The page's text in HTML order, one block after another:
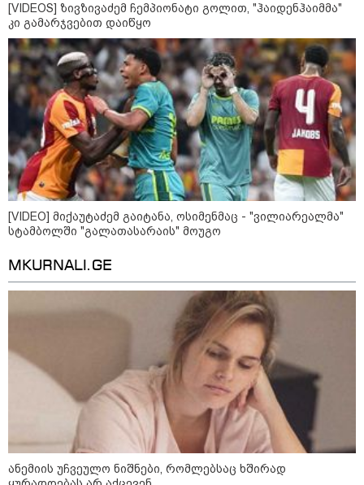
კატეგორიები
9
აგვისტო
დღის ზოგადი
ასტროლოგიური
პროგნოზი
აგვისტო აგარაკზე: ეს 5 საქმე
უნდა მოასწროთ შემოდგომის
დადგომამდე
ფული ამ ზოდიაქოს ნიშნების
ხელში აღმოჩნდება: ვინ
გამდიდრდება?
[VIDEOS] ზივზივაძემ ჩემპიონატი გოლით, "ჰაიდენჰაიმმა"
კი გამარჯვებით დაიწყო
[VIDEO] მიქაუტაძემ გაიტანა, ოსიმენმაც - "ვილიარეალმა"
სტამბოლში "გალათასარაის" მოუგო
MKURNALI.GE
ანემიის უჩვეულო ნიშნები, რომლებსაც ხშირად